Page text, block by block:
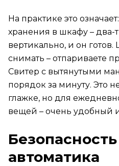
На практике это
хранения в шкафу – два-
вертикально, и он
снимать – отпариваете
Свитер с вытянутыми
порядок за минуту. Это
глажке, но для
вещей – очень удобный
автоматика